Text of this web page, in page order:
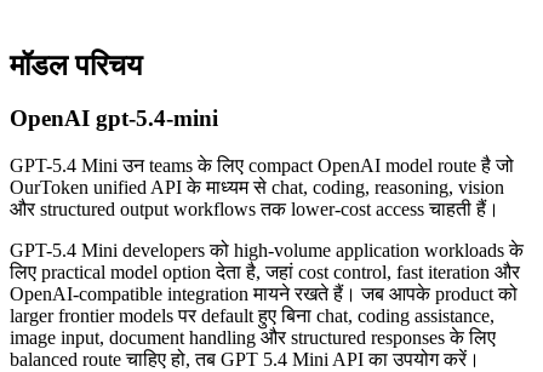
मॉडल परिचय
OpenAI gpt-5.4-mini
GPT-5.4 Mini उन teams के लिए compact OpenAI model route है जो
OurToken unified API के माध्यम से chat, coding, reasoning, vision
और structured output workflows तक lower-cost access चाहती हैं।
GPT-5.4 Mini developers को high-volume application workloads के
लिए practical model option देता है, जहां cost control, fast iteration और
OpenAI-compatible integration मायने रखते हैं। जब आपके product को
larger frontier models पर default हुए बिना chat, coding assistance,
image input, document handling और structured responses के लिए
balanced route चाहिए हो, तब GPT 5.4 Mini API का उपयोग करें।